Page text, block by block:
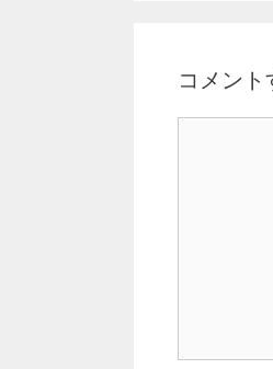
コメント